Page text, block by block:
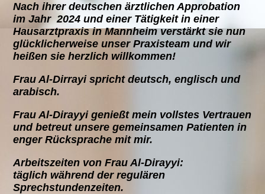
Nach ihrer deutschen ärztlichen Approbation
im Jahr 2024 und einer Tätigkeit in einer
Hausarztpraxis in Mannheim verstärkt sie nun
glücklicherweise unser Praxisteam und wir
heißen sie herzlich willkommen!
Frau Al-Dirrayi spricht deutsch, englisch und
arabisch.
Frau Al-Dirayyi genießt mein vollstes Vertrauen
und betreut unsere gemeinsamen Patienten in
enger Rücksprache mit mir.
Arbeitszeiten von Frau Al-Dirayyi:
täglich während der regulären
Sprechstundenzeiten.